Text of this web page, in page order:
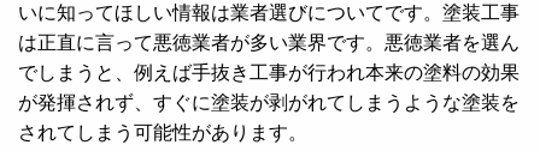
いに知ってほしい情報は業者選びについてです。塗装工事
は正直に言って悪徳業者が多い業界です。悪徳業者を選ん
でしまうと、例えば手抜き工事が行われ本来の塗料の効果
が発揮されず、すぐに塗装が剥がれてしまうような塗装を
されてしまう可能性があります。